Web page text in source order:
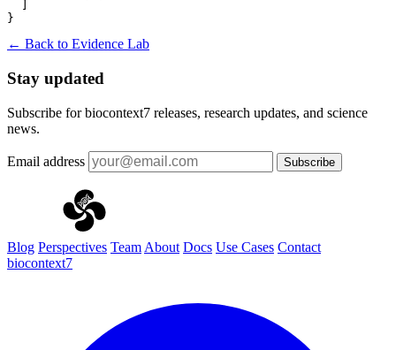
}
← Back to Evidence Lab
Stay updated
Subscribe for biocontext7 releases, research updates, and science
news.
Email address Subscribe
Blog Perspectives Team About Docs Use Cases Contact
biocontext7